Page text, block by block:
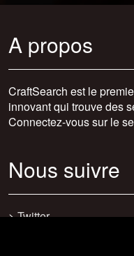
A propos
CraftSearch est le
innovant qui trouve des
Connectez-vous sur le
Nous suivre
>Twitter